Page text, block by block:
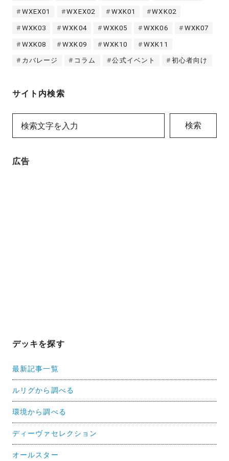
WXEX01 WXEX02 WXK01 WXK02
WXK03 WXK04 WXK05 WXK06 WXK07
WXK08 WXK09 WXK10 WXK11
カバレージ コラム 公式イベント 初心者向け
サイト内検索
検索
広告
デッキを探す
最新記事一覧
ルリグから調べる
環境から調べる
ディーヴァセレクション
オールスター